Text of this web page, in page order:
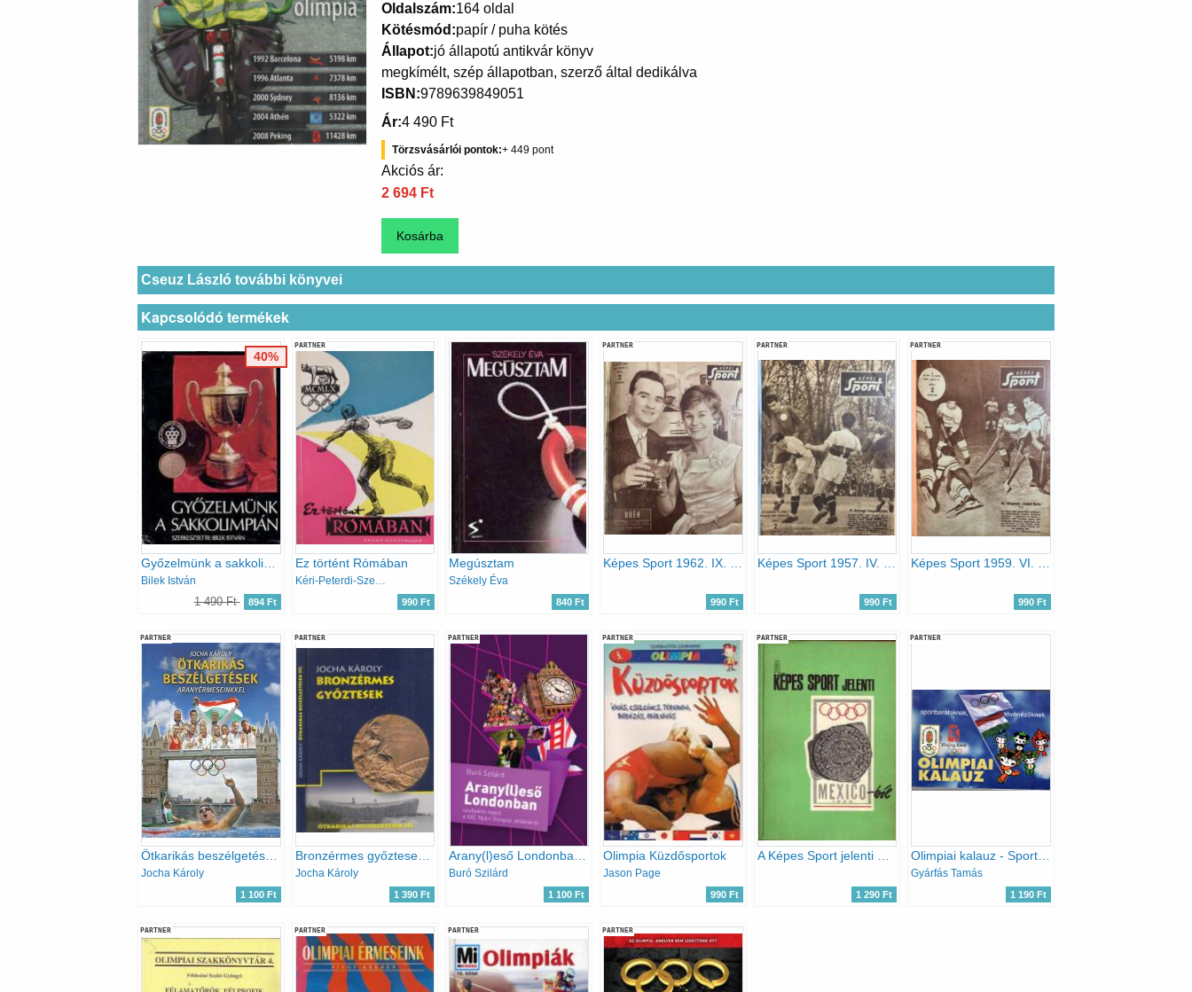
Oldalszám 164 oldal
Kötésmód papír / puha kötés
Állapot jó állapotú antikvár könyv
megkímélt, szép állapotban, szerző által dedikálva
ISBN 9789639849051
Ár 4 490 Ft
Törzsvásárlói pontok 449
Akciós ár:
2 694 Ft
Cseuz László további könyvei
Kapcsolódó termékek
Győzelmünk a sakkolimpián
Bilek István
1 490 Ft 894 Ft
40%
PARTNER
Ez történt Rómában
Kéri-Peterdi-Szebenyi-Szűcs
990 Ft
Megúsztam
Székely Éva
840 Ft
PARTNER
Képes Sport 1962. IX. évfolyam 1-52. szám egybekötve
990 Ft
PARTNER
Képes Sport 1957. IV. évfolyam 1-41. szám egybekötve
990 Ft
PARTNER
Képes Sport 1959. VI. évfolyam 1-52. szám egybekötve
990 Ft
PARTNER
Jocha Károly
1 100 Ft
PARTNER
Bronzérmes győztesek (dedikált)- Ötkarikás beszélgetések III.
Jocha Károly
1 390 Ft
PARTNER
Buró Szilárd
1 100 Ft
PARTNER
Olimpia Küzdősportok
Jason Page
990 Ft
PARTNER
1 290 Ft
PARTNER
Gyárfás Tamás
1 190 Ft
PARTNER PARTNER PARTNER PARTNER